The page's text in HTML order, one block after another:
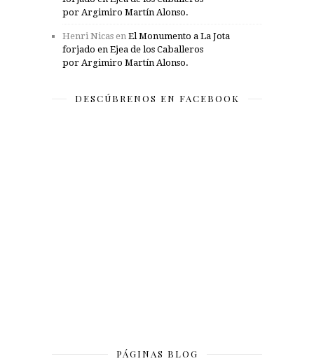
por Argimiro Martín Alonso.
Henri Nicas en El Monumento a La Jota
forjado en Ejea de los Caballeros
por Argimiro Martín Alonso.
DESCÚBRENOS EN FACEBOOK
PÁGINAS BLOG